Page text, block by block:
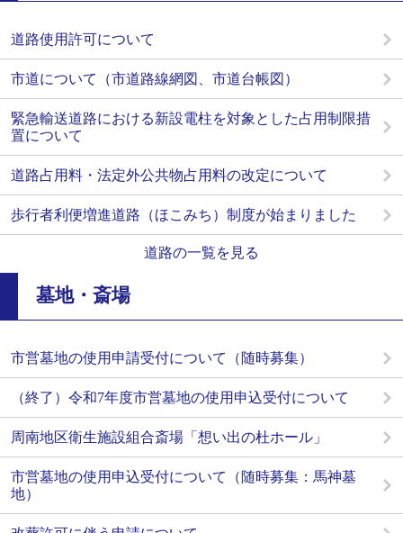
道路使用許可について
市道について（市道路線網図、市道台帳図）
緊急輸送道路における新設電柱を対象とした占用制限措
置について
道路占用料・法定外公共物占用料の改定について
歩行者利便増進道路（ほこみち）制度が始まりました
道路の一覧を見る
墓地・斎場
市営墓地の使用申請受付について（随時募集）
（終了）令和7年度市営墓地の使用申込受付について
周南地区衛生施設組合斎場「想い出の杜ホール」
市営墓地の使用申込受付について（随時募集：馬神墓
地）